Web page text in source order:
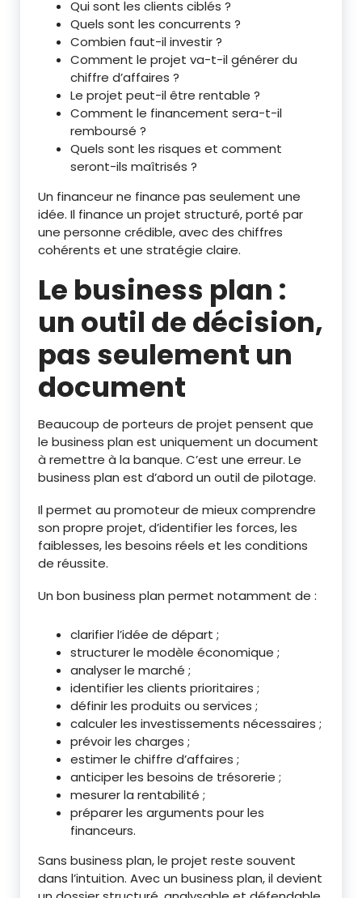
Qui sont les clients ciblés ?
Quels sont les concurrents ?
Combien faut-il investir ?
Comment le projet va-t-il générer du
chiffre d’affaires ?
Le projet peut-il être rentable ?
Comment le financement sera-t-il
remboursé ?
Quels sont les risques et comment
seront-ils maîtrisés ?
Un financeur ne finance pas seulement une
idée. Il finance un projet structuré, porté par
une personne crédible, avec des chiffres
cohérents et une stratégie claire.
Le business plan :
un outil de décision,
pas seulement un
document
Beaucoup de porteurs de projet pensent que
le business plan est uniquement un document
à remettre à la banque. C’est une erreur. Le
business plan est d’abord un outil de pilotage.
Il permet au promoteur de mieux comprendre
son propre projet, d’identifier les forces, les
faiblesses, les besoins réels et les conditions
de réussite.
Un bon business plan permet notamment de :
clarifier l’idée de départ ;
structurer le modèle économique ;
analyser le marché ;
identifier les clients prioritaires ;
définir les produits ou services ;
calculer les investissements nécessaires ;
prévoir les charges ;
estimer le chiffre d’affaires ;
anticiper les besoins de trésorerie ;
mesurer la rentabilité ;
préparer les arguments pour les
financeurs.
Sans business plan, le projet reste souvent
dans l’intuition. Avec un business plan, il devient